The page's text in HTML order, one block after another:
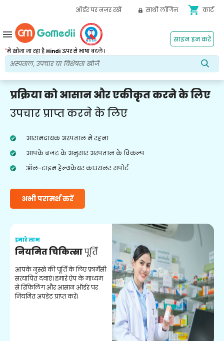
ऑर्डर पर नज़र रखें साथी लॉगिन shopping_cart कार्ट
*में खोजा जा रहा है Hindiऊपर से भाषा बदलें।
साइन इन करें
menu
प्रक्रिया को आसान और एकीकृत करने के लिए
उपचार प्राप्त करने के लिए
आरामदायक अस्पताल में रहना
आपके बजट के अनुसार अस्पताल के विकल्प
ऑल-टाइम हेल्थकेयर काउंसलर सपोर्ट
अभी परामर्श करें
हमारे लाभ
नियमित चिकित्सापूर्ति
आपके नुस्खे की पूर्ति के लिए फ़ार्मेसी
सत्यापित दवाएं। हमारे ऐप के माध्यम
से रिफिलिंग और आसान ऑर्डर पर
नियमित अपडेट प्राप्त करें।